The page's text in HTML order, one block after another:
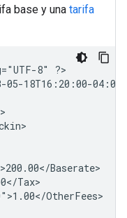
base y una tarifa
8"
?>
05-18T16:20:00-04:00"
OtherFees>